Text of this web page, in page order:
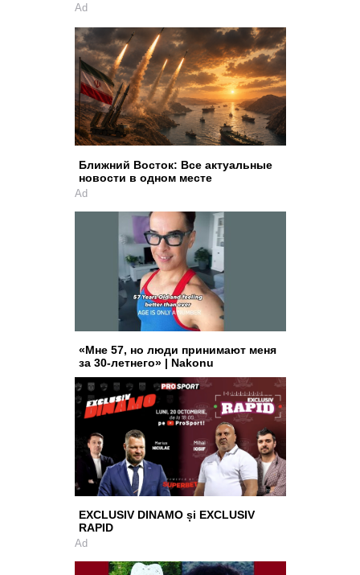
Ad
Ближний Восток: Все актуальные
новости в одном месте
Ad
«Мне 57, но люди принимают меня
за 30-летнего» | Nakonu
EXCLUSIV DINAMO și EXCLUSIV
RAPID
Ad